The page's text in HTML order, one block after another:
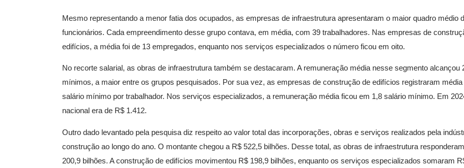
Mesmo representando a menor fatia dos ocupados, as empresas de infraestrutura apresentaram o maior quadro médio
funcionários. Cada empreendimento desse grupo contava, em média, com 39 trabalhadores. Nas empresas de
edifícios, a média foi de 13 empregados, enquanto nos serviços especializados o número ficou em oito.
No recorte salarial, as obras de infraestrutura também se destacaram. A remuneração média nesse segmento alcançou
mínimos, a maior entre os grupos pesquisados. Por sua vez, as empresas de construção de edifícios registraram média
salário mínimo por trabalhador. Nos serviços especializados, a remuneração média ficou em 1,8 salário mínimo. Em
nacional era de R$ 1.412.
Outro dado levantado pela pesquisa diz respeito ao valor total das incorporações, obras e serviços realizados pela
construção ao longo do ano. O montante chegou a R$ 522,5 bilhões. Desse total, as obras de infraestrutura
200,9 bilhões. A construção de edifícios movimentou R$ 198,9 bilhões, enquanto os serviços especializados somaram